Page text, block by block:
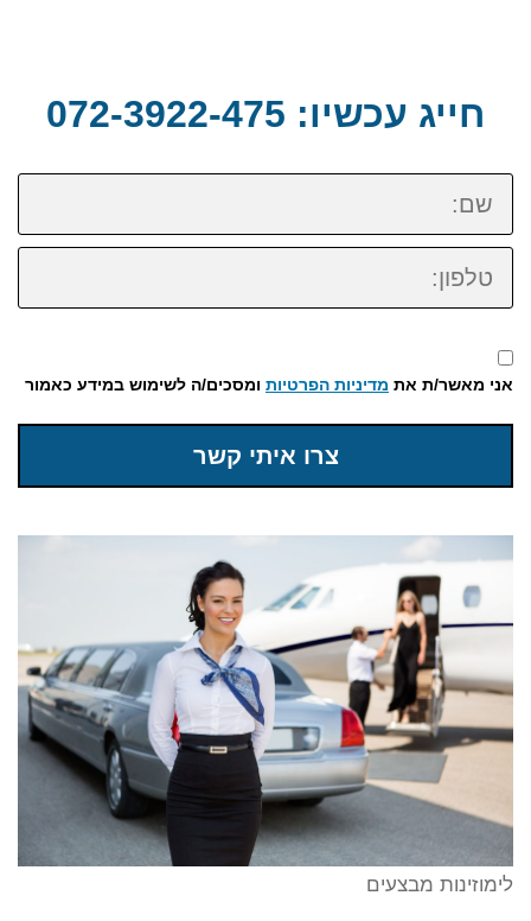
חייג עכשיו: 072-3922-475
שם:
טלפון:
אני מאשר/ת את מדיניות הפרטיות ומסכים/ה לשימוש במידע כאמור
צרו איתי קשר
לימוזינות מבצעים